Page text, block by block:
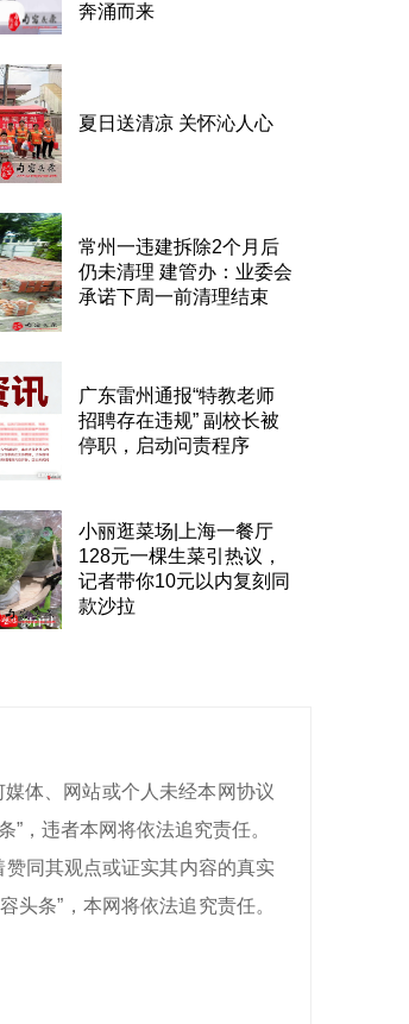
奔涌而来
夏日送清凉 关怀沁人心
常州一违建拆除2个月后
仍未清理 建管办：业委会
承诺下周一前清理结束
广东雷州通报“特教老师
招聘存在违规” 副校长被
停职，启动问责程序
小丽逛菜场|上海一餐厅
128元一棵生菜引热议，
记者带你10元以内复刻同
款沙拉
体、网站或个人未经本网协议
”，违者本网将依法追究责任。
同其观点或证实其内容的真实
头条”，本网将依法追究责任。